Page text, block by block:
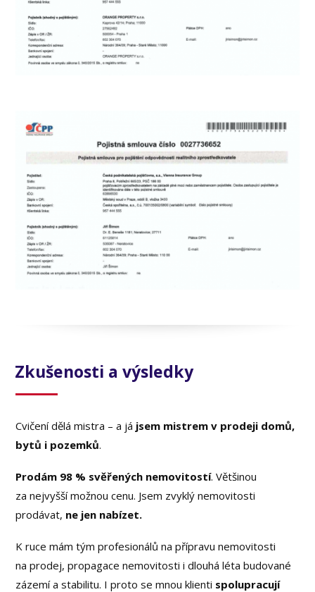
Zkušenosti a výsledky
Cvičení dělá mistra – a já jsem mistrem v prodeji domů,
bytů i pozemků.
Prodám 98 % svěřených nemovitostí. Většinou
za nejvyšší možnou cenu. Jsem zvyklý nemovitosti
prodávat, ne jen nabízet.
K ruce mám tým profesionálů na přípravu nemovitosti
na prodej, propagace nemovitosti i dlouhá léta budované
zázemí a stabilitu. I proto se mnou klienti spolupracují